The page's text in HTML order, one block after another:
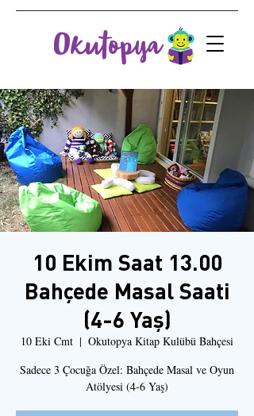
10 Ekim Saat 13.00
Bahçede Masal Saati
(4-6 Yaş)
10 Eki Cmt
  |
Okutopya Kitap Kulübü Bahçesi
Sadece 3 Çocuğa Özel: Bahçede Masal ve Oyun
Atölyesi (4-6 Yaş)